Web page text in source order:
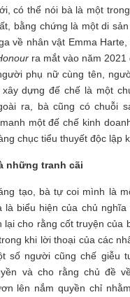
có thể nói bà là một
bằng chứng là một di
về nhân vật Emma
ra mắt vào năm 2021
phụ nữ cùng tên,
dựng đế chế là một
ra, bà cũng có chuỗi
một đế chế kinh
chục tiểu thuyết độc lập
những tranh cãi
tạo, bà tự coi mình là
là biểu hiện của chủ
lại cho rằng cốt truyện của
khi lời thoại của các
số người cũng chế giễu
và cho rằng chủ đề
lên nắm quyền chỉ